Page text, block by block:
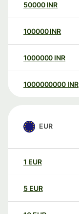
50000 INR
100000 INR
1000000 INR
1000000000 INR
EUR
1 EUR
5 EUR